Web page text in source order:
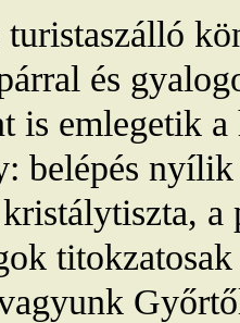
és
is emlegetik
belépés
a